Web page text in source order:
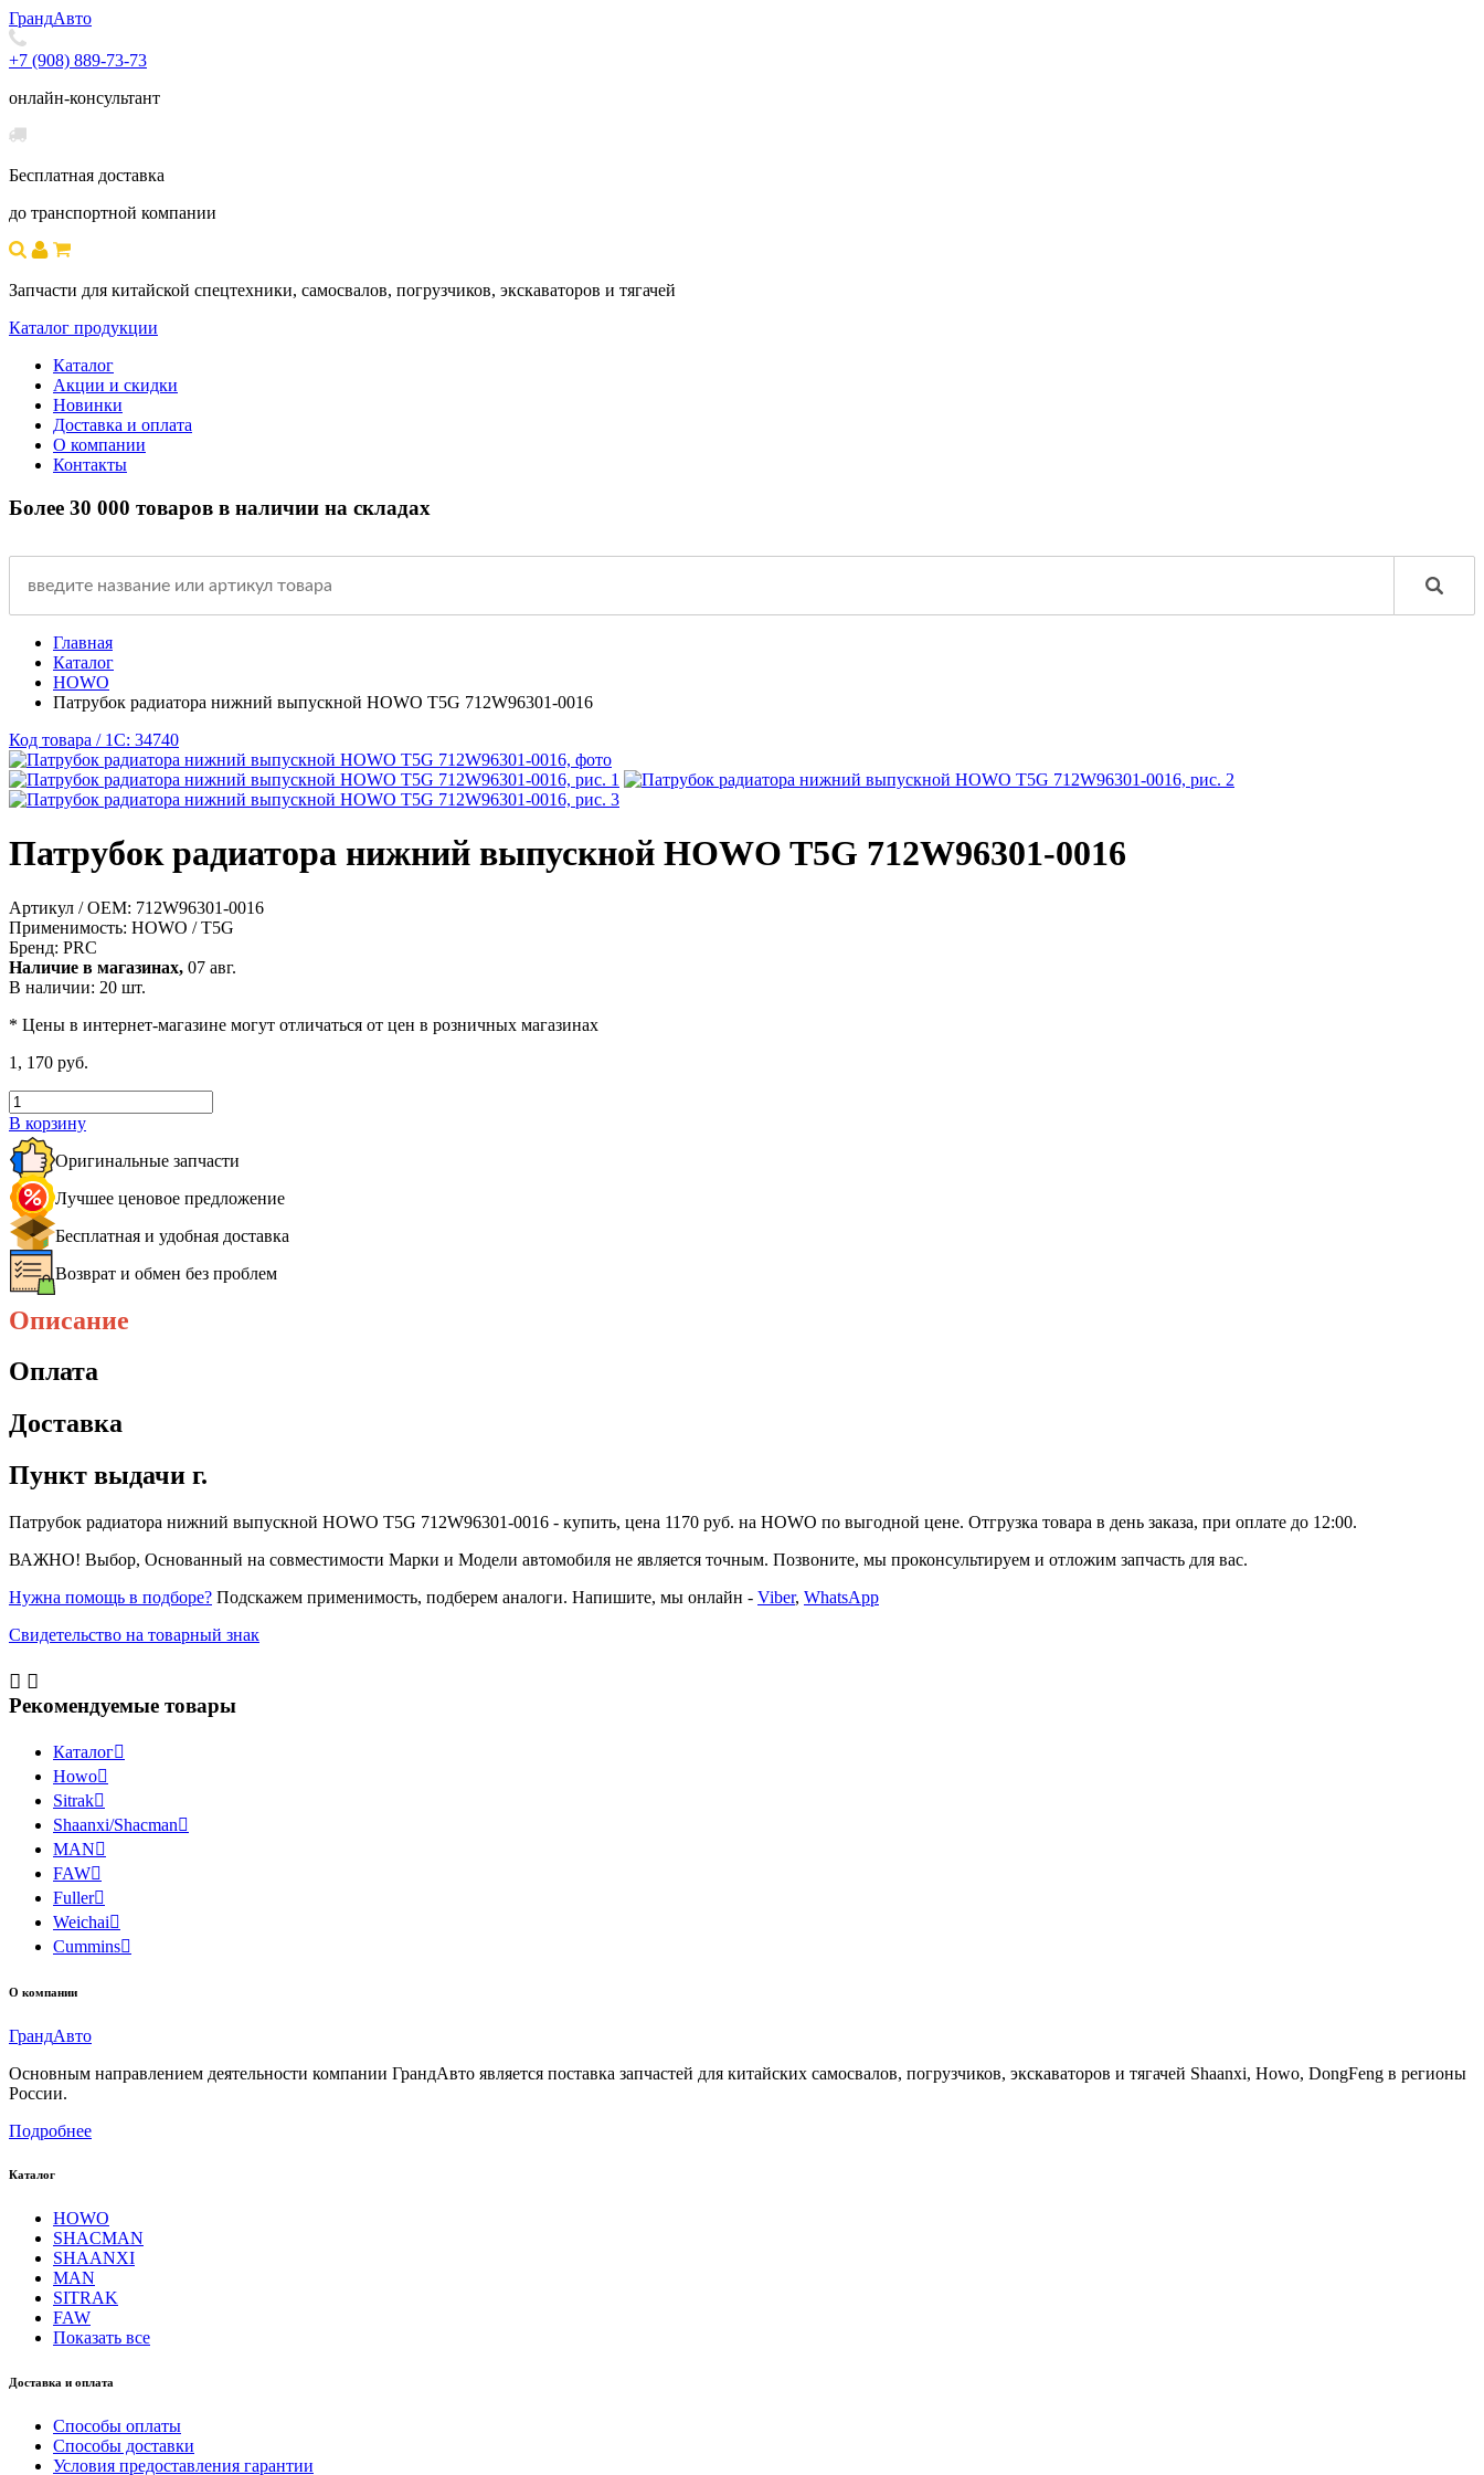
ГрандАвто
+7 (908) 889-73-73
онлайн-консультант
Бесплатная доставка
до транспортной компании
Запчасти для китайской спецтехники, самосвалов, погрузчиков, экскаваторов и тягачей
Каталог продукции
Каталог
Акции и скидки
Новинки
Доставка и оплата
О компании
Контакты
Более 30 000 товаров в наличии на складах
Главная
Каталог
HOWO
Патрубок радиатора нижний выпускной HOWO T5G 712W96301-0016
Код товара / 1C: 34740
Патрубок радиатора нижний выпускной HOWO T5G 712W96301-0016
Артикул / OEM: 712W96301-0016
Применимость: HOWO / T5G
Бренд: PRC
Наличие в магазинах, 07 авг.
В наличии: 20 шт.
* Цены в интернет-магазине могут отличаться от цен в розничных магазинах
1, 170 руб.
В корзину
Оригинальные запчасти
Лучшее ценовое предложение
Бесплатная и удобная доставка
Возврат и обмен без проблем
Описание
Оплата
Доставка
Пункт выдачи г.
Патрубок радиатора нижний выпускной HOWO T5G 712W96301-0016 - купить, цена 1170 руб. на HOWO по выгодной цене. Отгрузка товара в день заказа, при оплате до 12:00.
ВАЖНО! Выбор, Основанный на совместимости Марки и Модели автомобиля не является точным. Позвоните, мы проконсультируем и отложим запчасть для вас.
Нужна помощь в подборе? Подскажем применимость, подберем аналоги. Напишите, мы онлайн - Viber, WhatsApp
Свидетельство на товарный знак
 
Рекомендуемые товары
Каталог
Howo
Sitrak
Shaanxi/Shacman
MAN
FAW
Fuller
Weichai
Cummins
О компании
ГрандАвто
Основным направлением деятельности компании ГрандАвто является поставка запчастей для китайских самосвалов, погрузчиков, экскаваторов и тягачей Shaanxi, Howo, DongFeng в регионы
России.
Подробнее
Каталог
HOWO
SHACMAN
SHAANXI
MAN
SITRAK
FAW
Показать все
Доставка и оплата
Способы оплаты
Способы доставки
Условия предоставления гарантии